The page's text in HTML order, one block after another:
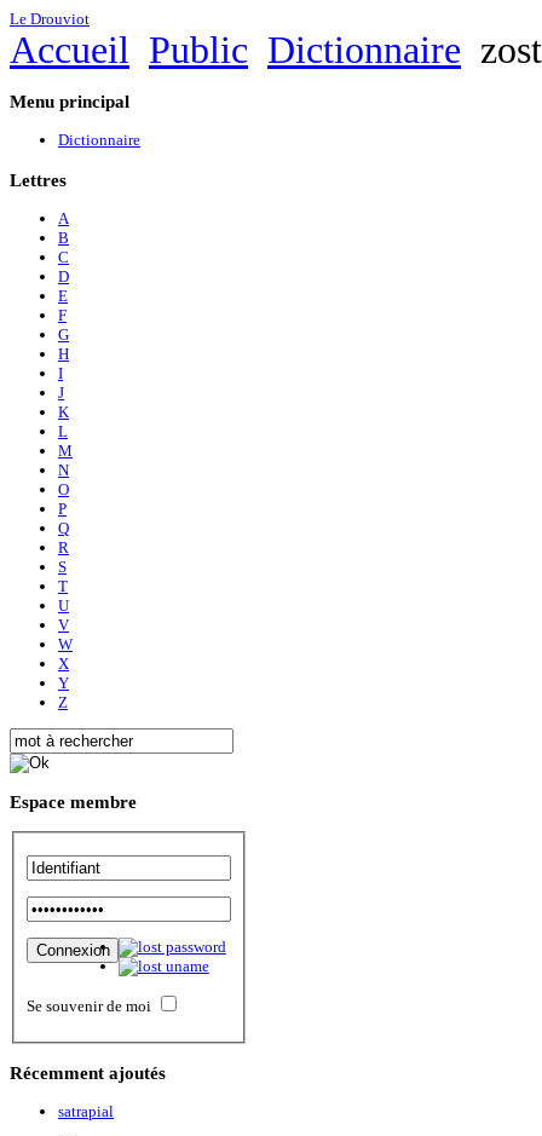
Le Drouviot
Accueil Public Dictionnaire
Menu principal
Dictionnaire
Lettres
A
B
C
D
E
F
G
H
I
J
K
L
M
N
O
P
Q
R
S
T
U
V
W
X
Y
Z
Espace membre
Se souvenir de moi
Récemment ajoutés
satrapial